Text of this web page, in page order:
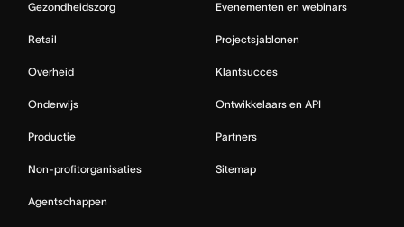
Gezondheidszorg
Retail
Overheid
Onderwijs
Productie
Non-profitorganisaties
Agentschappen
Evenementen en webinars
Projectsjablonen
Klantsucces
Ontwikkelaars en API
Partners
Sitemap